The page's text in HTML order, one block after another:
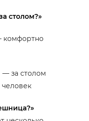
столом?»
комфортно
— за столом
человек